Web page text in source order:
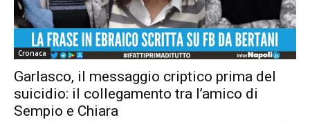
Cronaca
Garlasco, il messaggio criptico prima del
suicidio: il collegamento tra l’amico di
Sempio e Chiara